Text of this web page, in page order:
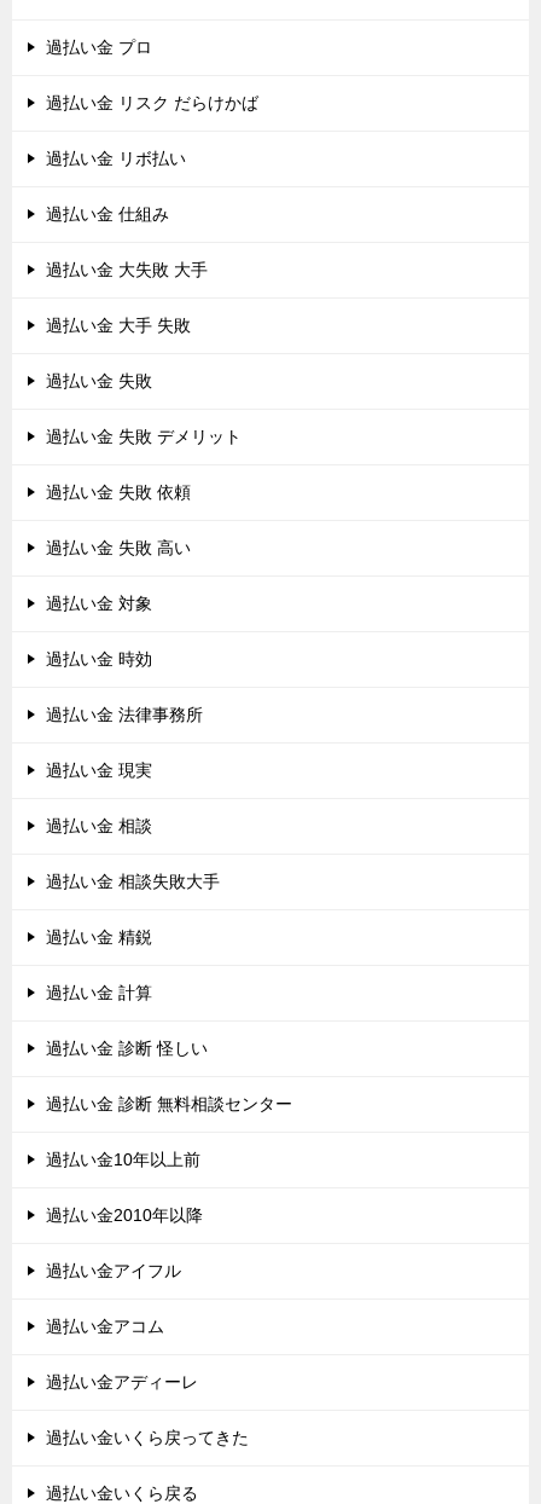
過払い金 プロ
過払い金 リスク だらけかば
過払い金 リボ払い
過払い金 仕組み
過払い金 大失敗 大手
過払い金 大手 失敗
過払い金 失敗
過払い金 失敗 デメリット
過払い金 失敗 依頼
過払い金 失敗 高い
過払い金 対象
過払い金 時効
過払い金 法律事務所
過払い金 現実
過払い金 相談
過払い金 相談失敗大手
過払い金 精鋭
過払い金 計算
過払い金 診断 怪しい
過払い金 診断 無料相談センター
過払い金10年以上前
過払い金2010年以降
過払い金アイフル
過払い金アコム
過払い金アディーレ
過払い金いくら戻ってきた
過払い金いくら戻る